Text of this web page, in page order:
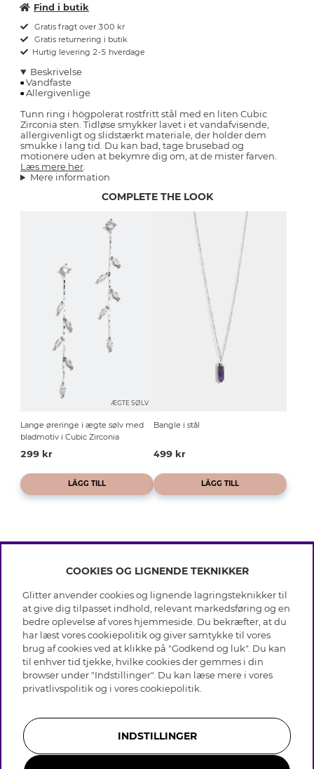
Find i butik
Gratis fragt over 300 kr
Gratis returnering i butik
Hurtig levering 2-5 hverdage
Beskrivelse
Vandfaste
Allergivenlige
Tunn ring i högpolerat rostfritt stål med en liten Cubic
Zirconia sten. Tidløse smykker lavet i et vandafvisende,
allergivenligt og slidstærkt materiale, der holder dem
smukke i lang tid. Du kan bad, tage brusebad og
motionere uden at bekymre dig om, at de mister farven.
Læs mere her
Mere information
COMPLETE THE LOOK
ÆGTE SØLV
Lange øreringe i ægte sølv med
bladmotiv i Cubic Zirconia
299 kr
LÄGG TILL
Bangle i stål
499 kr
LÄGG TILL
INFO
Betingelser
Databeskyttelsespolitik
Cookies
Medlemsbetingelser
Job hos Glitter
Tilbagekaldelse
Gavekortsaldo
OM GLITTER
Black Friday
Vores butikker
Virksomhedens historie
Whistleblowing
Presse & Samarbejde
HJÆLP
Ofte stillede spørsmål
Kundeservice
Plejeråd skindhandsker
Størrelsesguide til ringe
Bliv medlem
COOKIES OG LIGNENDE TEKNIKKER
Glitter anvender cookies og lignende lagringsteknikker til
at give dig tilpasset indhold, relevant markedsføring og en
bedre oplevelse af vores hjemmeside. Du bekræfter, at du
har læst vores cookiepolitik og giver samtykke til vores
brug af cookies ved at klikke på "Godkend og luk". Du kan
til enhver tid tjekke, hvilke cookies der gemmes i din
browser under "Indstillinger". Du kan læse mere i vores
privatlivspolitik og i vorescookiepolitik
INDSTILLINGER